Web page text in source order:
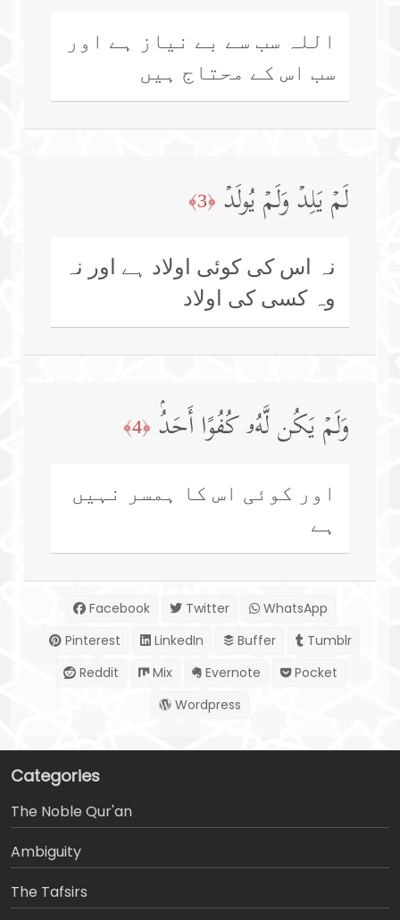
اللہ سب سے بے نیاز ہے اور
سب اس کے محتاج ہیں
لَمۡ یَلِدۡ وَلَمۡ یُولَدۡ ﴿3﴾
نہ اس کی کوئی اولاد ہے اور نہ
وہ کسی کی اولاد
وَلَمۡ یَكُن لَّهُۥ كُفُوًا أَحَدُۢ ﴿4﴾
اور کوئی اس کا ہمسر نہیں
ہے
Facebook Twitter
WhatsApp
Pinterest
LinkedIn Buffer
Tumblr
Reddit
Mix Evernote
Pocket
Wordpress
Categories
The Noble Qur'an
Ambiguity
The Tafsirs